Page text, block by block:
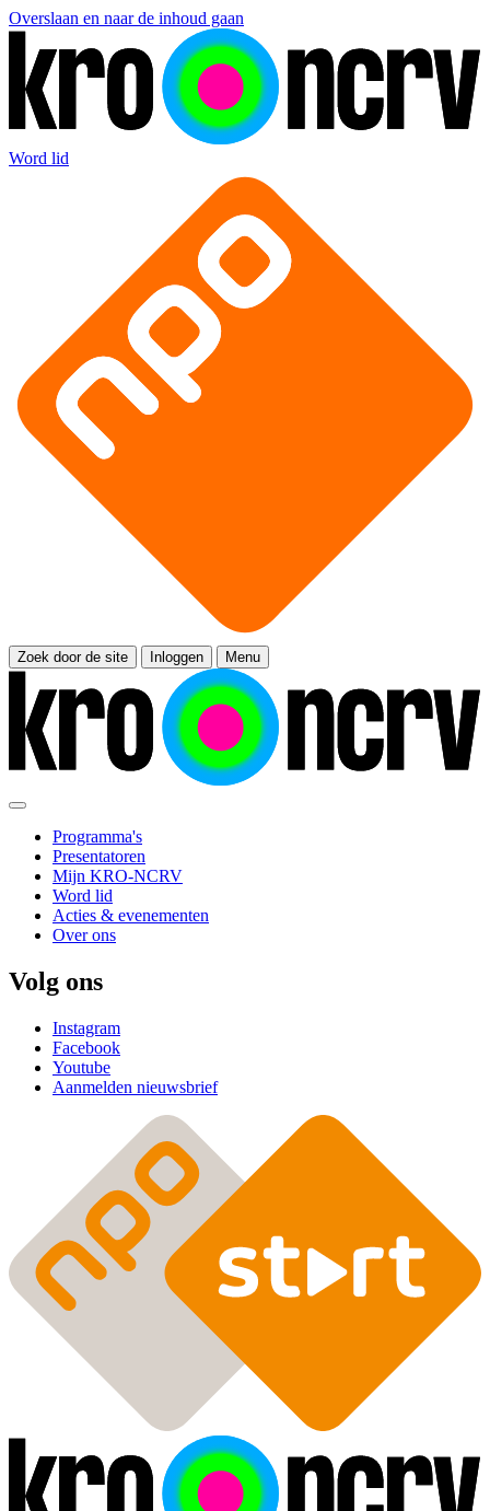
Overslaan en naar de inhoud gaan
Word lid
Zoek door de site Inloggen Menu
Programma's
Presentatoren
Mijn KRO-NCRV
Word lid
Acties & evenementen
Over ons
Volg ons
Instagram
Facebook
Youtube
Aanmelden nieuwsbrief